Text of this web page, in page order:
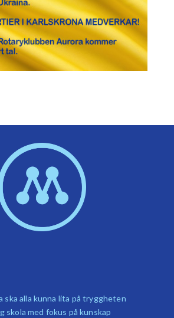
ska alla kunna lita på tryggheten
skola med fokus på kunskap